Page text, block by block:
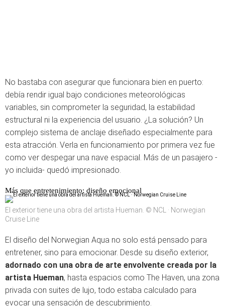
No bastaba con asegurar que funcionara bien en puerto:
debía rendir igual bajo condiciones meteorológicas
variables, sin comprometer la seguridad, la estabilidad
estructural ni la experiencia del usuario. ¿La solución? Un
complejo sistema de anclaje diseñado especialmente para
esta atracción. Verla en funcionamiento por primera vez fue
como ver despegar una nave espacial. Más de un pasajero -
yo incluida- quedó impresionado.
Más que entretenimiento: diseño emocional
El exterior tiene una obra del artista Hueman. © NCL · Norwegian
Cruise Line
El diseño del Norwegian Aqua no solo está pensado para
entretener, sino para emocionar. Desde su diseño exterior,
adornado con una obra de arte envolvente creada por la
artista Hueman, hasta espacios como The Haven, una zona
privada con suites de lujo, todo estaba calculado para
evocar una sensación de descubrimiento.